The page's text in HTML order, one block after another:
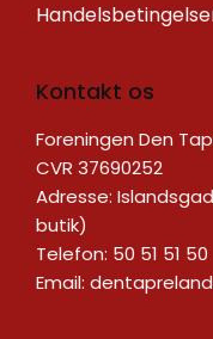
Kontakt os
Foreningen Den
CVR 37690252
Adresse:
butik)
Telefon: 50 51 51 50
Email: